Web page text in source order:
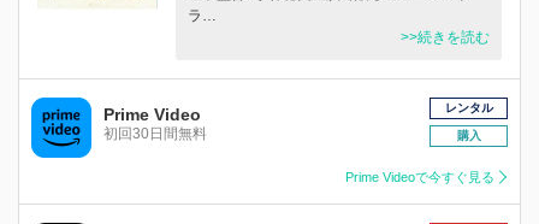
ラ…
>>続きを読む
Prime Video
初回30日間無料
レンタル
購入
Prime Videoで今すぐ見る